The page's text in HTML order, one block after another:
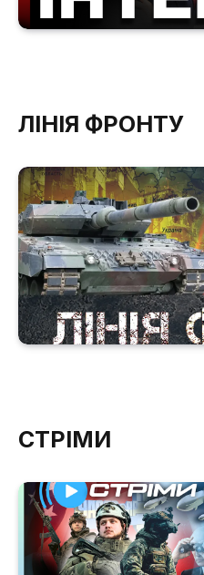
ЛІНІЯ ФРОНТУ
СТРІМИ